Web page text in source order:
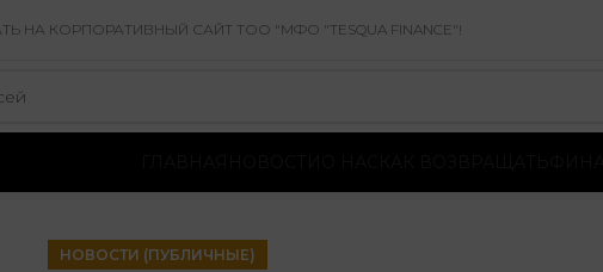
НА КОРПОРАТИВНЫЙ САЙТ ТОО "МФО "TESQUA FINANCE"!
НОВОСТИ (ПУБЛИЧНЫЕ)